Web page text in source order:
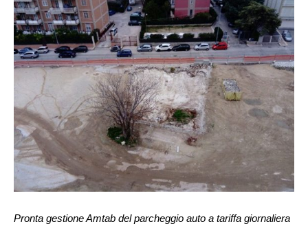
Pronta gestione Amtab del parcheggio auto a tariffa giornaliera